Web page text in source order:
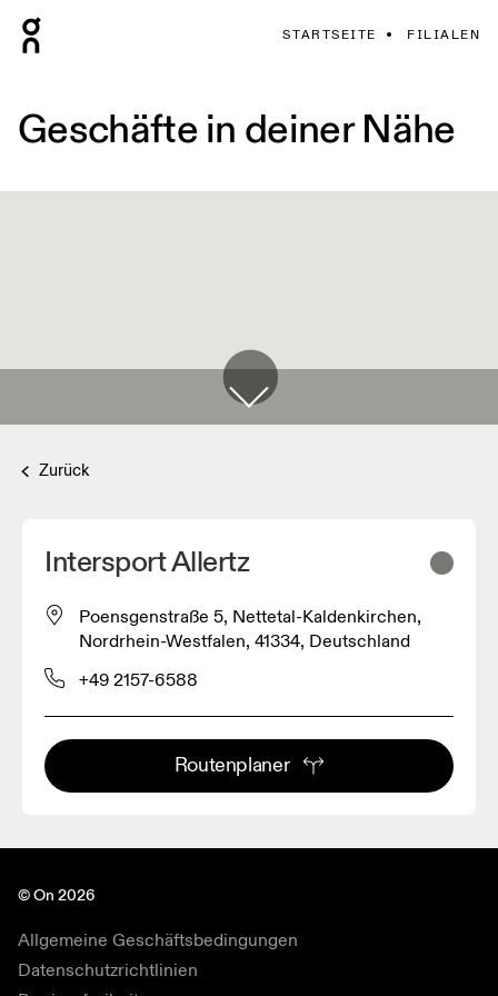
STARTSEITE FILIALEN
Geschäfte in deiner Nähe
Zurück
Intersport Allertz
Poensgenstraße 5, Nettetal-Kaldenkirchen,
Nordrhein-Westfalen, 41334, Deutschland
+49 2157-6588
Routenplaner
© On 2026
Allgemeine Geschäftsbedingungen
Datenschutzrichtlinien